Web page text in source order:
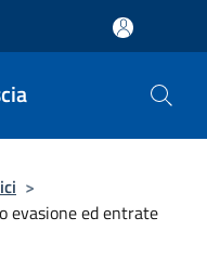
>
evasione ed entrate